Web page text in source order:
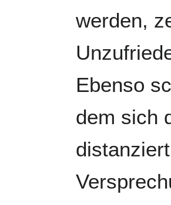
werden,
Ebenso
dem sich